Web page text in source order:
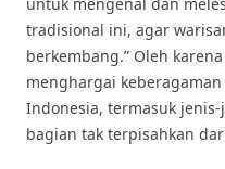
tradisional ini, agar
berkembang.” Oleh
menghargai
Indonesia, termasuk
bagian tak terpisahkan